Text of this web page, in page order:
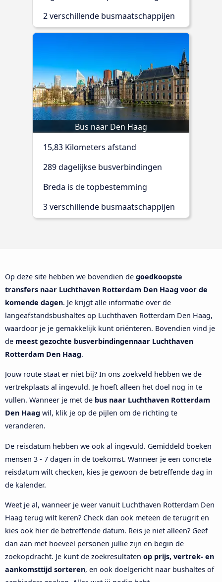
2 verschillende busmaatschappijen
Bus naar Den Haag
15,83 Kilometers afstand
289 dagelijkse busverbindingen
Breda is de topbestemming
3 verschillende busmaatschappijen
Op deze site hebben we bovendien de goedkoopste
transfers naar Luchthaven Rotterdam Den Haag voor de
komende dagen. Je krijgt alle informatie over de
langeafstandsbushaltes op Luchthaven Rotterdam Den Haag,
waardoor je je gemakkelijk kunt oriënteren. Bovendien vind je
de meest gezochte busverbindingennaar Luchthaven
Rotterdam Den Haag.
Jouw route staat er niet bij? In ons zoekveld hebben we de
vertrekplaats al ingevuld. Je hoeft alleen het doel nog in te
vullen. Wanneer je met de bus naar Luchthaven Rotterdam
Den Haag wil, klik je op de pijlen om de richting te
veranderen.
De reisdatum hebben we ook al ingevuld. Gemiddeld boeken
mensen 3 - 7 dagen in de toekomst. Wanneer je een concrete
reisdatum wilt checken, kies je gewoon de betreffende dag in
de kalender.
Weet je al, wanneer je weer vanuit Luchthaven Rotterdam Den
Haag terug wilt keren? Check dan ook meteen de terugrit en
kies ook hier de betreffende datum. Reis je niet alleen? Geef
dan aan met hoeveel personen jullie zijn en begin de
zoekopdracht. Je kunt de zoekresultaten op prijs, vertrek- en
aankomsttijd sorteren, en ook doelgericht naar bushaltes of